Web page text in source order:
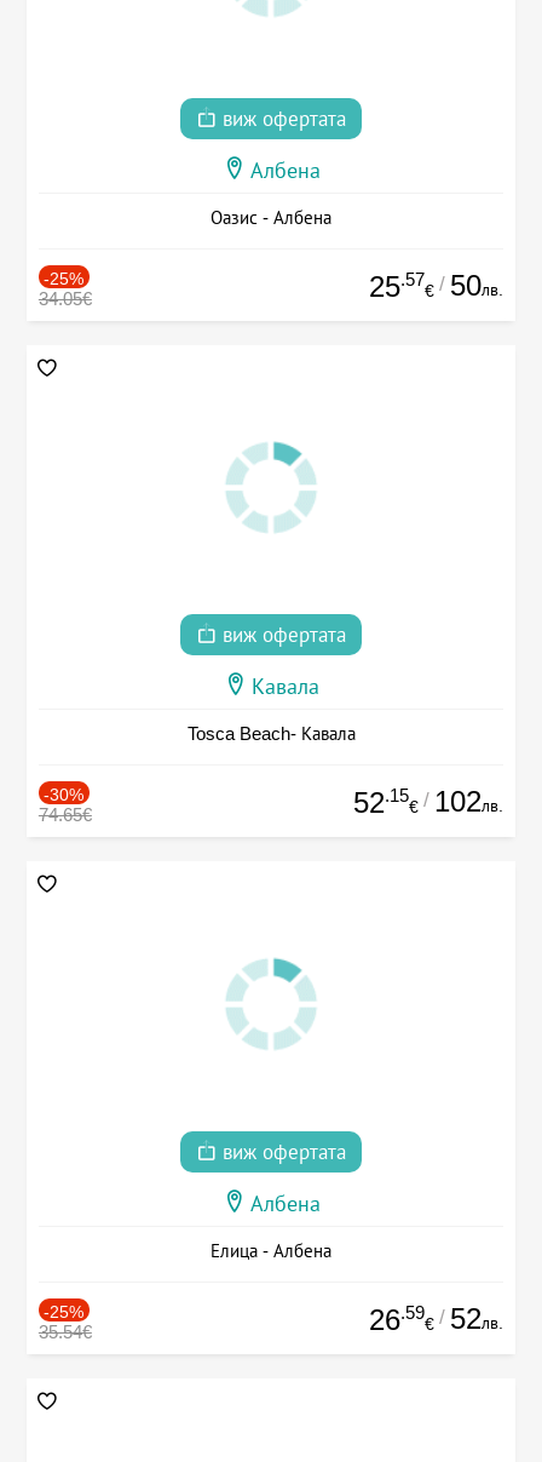
виж офертата
Албена
Оазис - Албена
-25%
34.05€ 25.57
€ / 50лв.
виж офертата
Кавала
Tosca Beach- Кавала
-30%
74.65€ 52.15
€ / 102лв.
виж офертата
Албена
Елица - Албена
-25%
35.54€ 26.59
€ / 52лв.